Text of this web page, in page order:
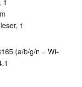
1
(a/b/g/n = Wi-